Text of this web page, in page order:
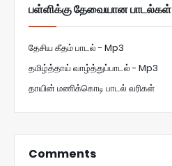
பள்ளிக்கு தேவையான பாடல்கள்
தேசிய கீதம் பாடல் - Mp3
தமிழ்த்தாய் வாழ்த்துப்பாடல் - Mp3
தாயின் மணிக்கொடி பாடல் வரிகள்
Comments